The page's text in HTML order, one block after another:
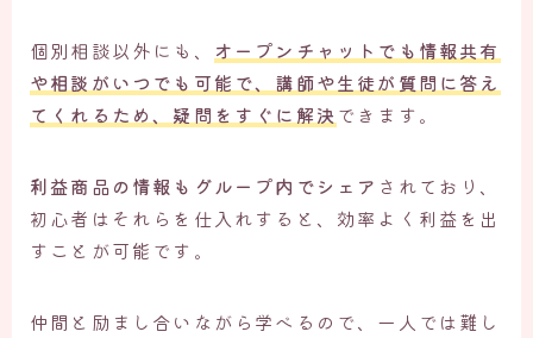
個別相談以外にも、 オープンチャットでも情報共有
や相談がいつでも可能で、講師や生徒が質問に答え
てくれるため、疑問をすぐに解決 できます。
利益商品の情報もグループ内でシェア されており、
初心者はそれらを仕入れすると、効率よく利益を出
すことが可能です。
仲間と励まし合いながら学べるので、一人では難し